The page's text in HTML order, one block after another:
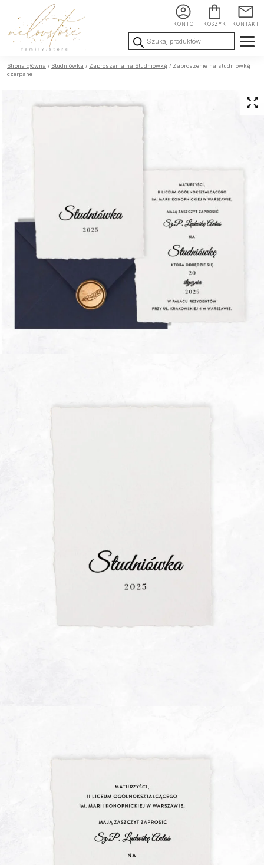
KONTO KOSZYK KONTAKT
Wyszukiwarka
produktów
Ślub i
Chrzest i
Urodziny i
Strona główna / Studniówka / Zaproszenia na Studniówkę / Zaproszenie na studniówkę
czerpane